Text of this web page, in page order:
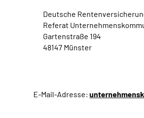
Deutsche
Referat
Gartenstraße 194
48147 Münster
E-Mail-Adresse: